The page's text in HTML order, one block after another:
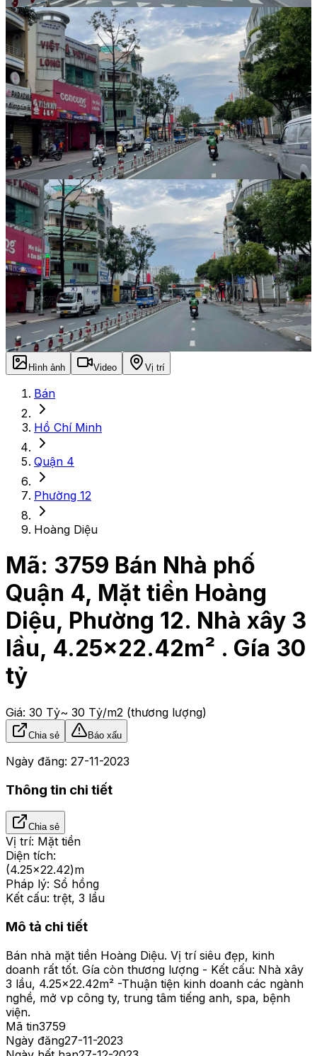
Hình ảnh Video Vị trí
Bán
Hồ Chí Minh
Quận 4
Phường 12
Hoàng Diệu
Mã: 3759 Bán Nhà phố
Quận 4, Mặt tiền Hoàng
Diệu, Phường 12. Nhà xây 3
lầu, 4.25x22.42m² . Gía 30
tỷ
Giá: 30 Tỷ~ 30 Tỷ/m2 (thương lượng)
Chia sẻ Báo xấu
Ngày đăng: 27-11-2023
Thông tin chi tiết
Chia sẻ
Vị trí: Mặt tiền
Diện tích:
(4.25x22.42)m
Pháp lý: Sổ hồng
Kết cấu: trệt, 3 lầu
Mô tả chi tiết
Bán nhà mặt tiền Hoàng Diệu. Vị trí siêu đẹp, kinh
doanh rất tốt. Gía còn thương lượng - Kết cấu: Nhà xây
3 lầu, 4.25x22.42m² -Thuận tiện kinh doanh các ngành
nghề, mở vp công ty, trung tâm tiếng anh, spa, bệnh
viện.
Mã tin3759
Ngày đăng27-11-2023